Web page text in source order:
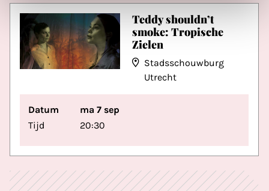
Teddy shouldn’t
smoke: Tropische
Zielen
Stadsschouwburg
Utrecht
Datum
ma 7 sep
Tijd
20:30